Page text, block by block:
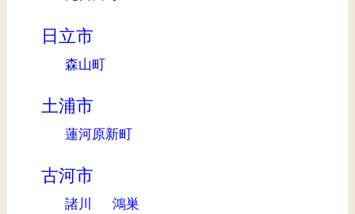
日立市
森山町
土浦市
蓮河原新町
古河市
諸川 鴻巣